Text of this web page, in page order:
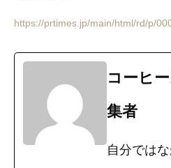
https://prtimes.jp/main/html/rd/p/
コーヒ
集者
自分では